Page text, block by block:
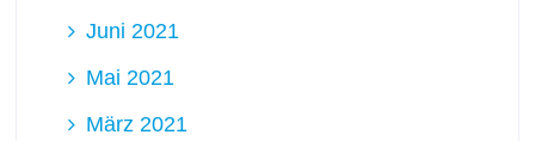
Juni 2021
Mai 2021
März 2021